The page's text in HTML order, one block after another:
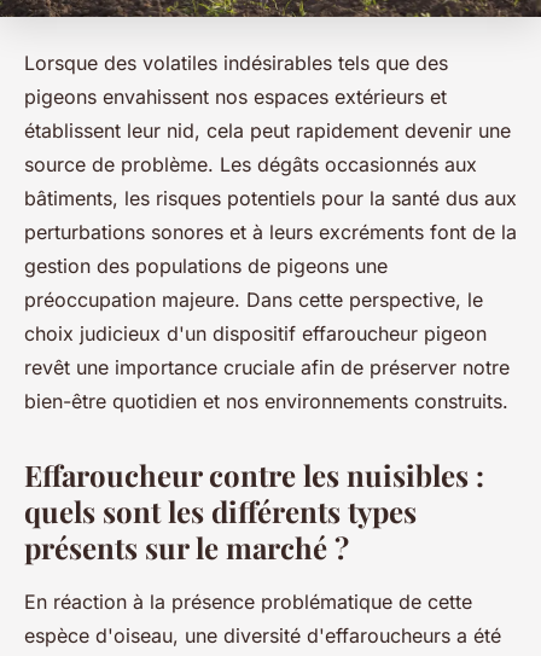
Lorsque des volatiles indésirables tels que des
pigeons envahissent nos espaces extérieurs et
établissent leur nid, cela peut rapidement devenir une
source de problème. Les dégâts occasionnés aux
bâtiments, les risques potentiels pour la santé dus aux
perturbations sonores et à leurs excréments font de la
gestion des populations de pigeons une
préoccupation majeure. Dans cette perspective, le
choix judicieux d'un dispositif effaroucheur pigeon
revêt une importance cruciale afin de préserver notre
bien-être quotidien et nos environnements construits.
Effaroucheur contre les nuisibles :
quels sont les différents types
présents sur le marché ?
En réaction à la présence problématique de cette
espèce d'oiseau, une diversité d'effaroucheurs a été